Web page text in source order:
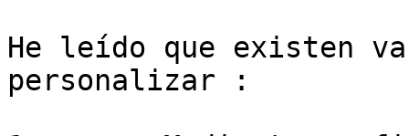
He leído que existen
personalizar :